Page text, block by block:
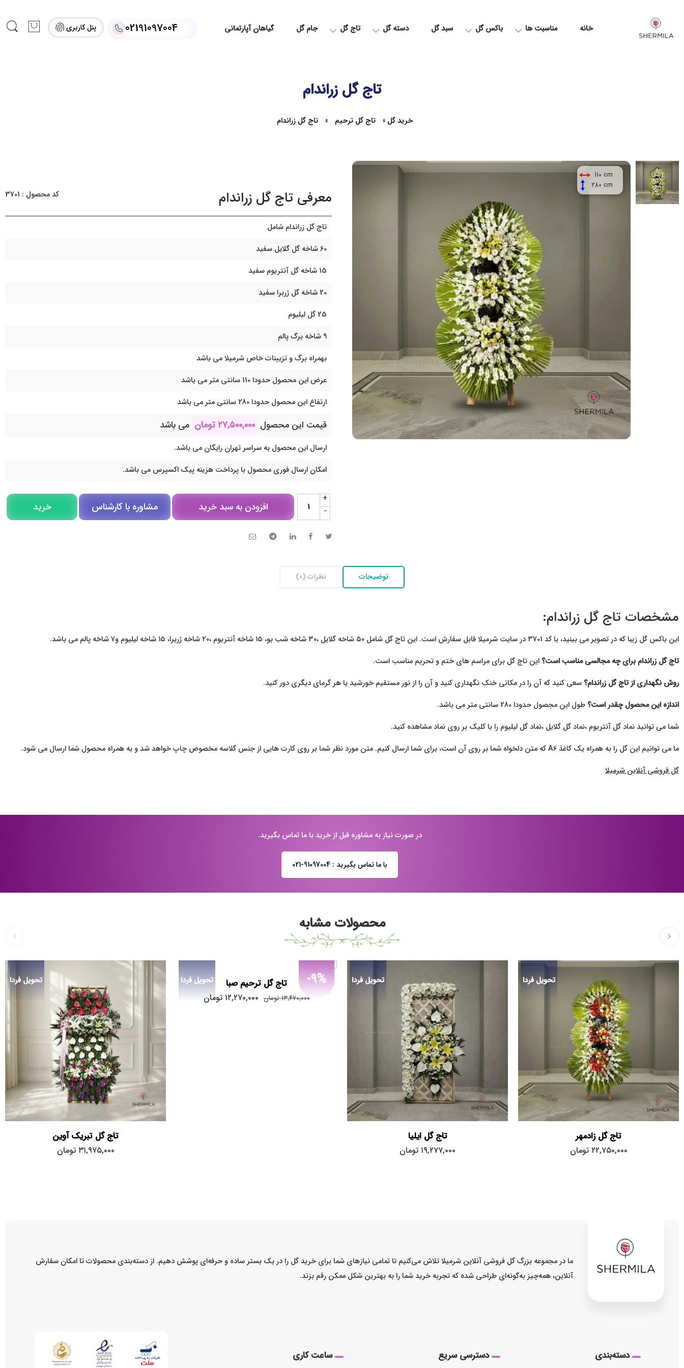
خانه مناسبت ها باکس گل سبد گل دسته گل تاج گل جام گل گیاهان آپارتمانی 02191097004 پنل کاربری
تاج گل زراندام
خرید گل » تاج گل ترحیم » تاج گل زراندام
110 cm
280 cm
معرفی تاج گل زراندام کد محصول : 3701
تاج گل زراندام شامل
60 شاخه گل گلایل سفید
15 شاخه گل آنتریوم سفید
20 شاخه گل ژربرا سفید
25 گل لیلیوم
9 شاخه برگ پالم
بهمراه برگ و تزیینات خاص شرمیلا می باشد
عرض این محصول حدودا 110 سانتی متر می باشد
ارتفاع این محصول حدودا 280 سانتی متر می باشد
قیمت این محصول ۲۷,۵۰۰,۰۰۰تومان می باشد
ارسال این محصول به سراسر تهران رایگان می باشد.
امکان ارسال فوری محصول با پرداخت هزینه پیک اکسپرس می باشد.
+
-
افزودن به سبد خرید مشاوره با کارشناس خرید
توضیحات نظرات (0)
مشخصات تاج گل زراندام:
این باکس گل زیبا که در تصویر می بینید، با کد 3701 در سایت شرمیلا قابل سفارش است. این تاج گل شامل ۵۰ شاخه گلایل ،۳۰ شاخه شب بو، ۱۵ شاخه آنتریوم ،۲۰ شاخه ژربرا، ۱۵ شاخه لیلیوم و۷ شاخه پالم می باشد.
تاج گل زراندام برای چه مجالسی مناسب است؟ این تاج گل برای مراسم های ختم و تحریم مناسب است.
روش نگهداری از تاج گل زراندام؟ سعی کنید که آن را در مکانی خنک نگهداری کنید و آن را از نور مستقیم خورشید یا هر گرمای دیگری دور کنید.
اندازه این محصول چقدر است؟ طول این مجصول حدودا 280 سانتی متر می باشد.
شما می توانید نماد گل آنتریوم ،نماد گل گلایل ،نماد گل لیلیوم را با کلیک بر روی نماد مشاهده کنید.
ما می توانیم این گل را به همراه یک کاغذ A6 که متن دلخواه شما بر روی آن است، برای شما ارسال کنیم. متن مورد نظر شما بر روی کارت هایی از جنس گلاسه مخصوص چاپ خواهد شد و به همراه محصول شما ارسال می شود.
گل فروشی آنلاین شرمیلا
در صورت نیاز به مشاوره قبل از خرید با ما تماس بگیرید.
با ما تماس بگیرید : 91097004-021
محصولات مشابه
تحویل فردا
تاج گل زادمهر
۲۲,۷۵۰,۰۰۰ تومان
تحویل فردا
تاج گل ایلیا
۱۹,۲۷۷,۰۰۰ تومان
تحویل فردا -9% تاج گل ترحیم صبا
۱۳,۴۷۰,۰۰۰ تومان ۱۲,۲۷۰,۰۰۰ تومان
تحویل فردا
تاج گل تبریک آوین
۳۱,۹۷۵,۰۰۰ تومان
ما در مجموعه بزرگ گل فروشی آنلاین شرمیلا تلاش می‌کنیم تا تمامی نیازهای شما برای خرید گل را در یک بستر ساده و حرفه‌ای پوشش دهیم. از دسته‌بندی محصولات تا امکان سفارش
آنلاین، همه‌چیز به‌گونه‌ای طراحی شده که تجربه خرید شما را به بهترین شکل ممکن رقم بزند.
دسته‌بندی دسترسی سریع ساعت کاری